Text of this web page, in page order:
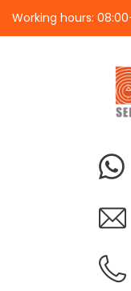
Working hours: